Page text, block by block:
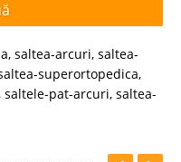
, saltea-arcuri, saltea-
superortopedica,
, saltele-pat-arcuri, saltea-